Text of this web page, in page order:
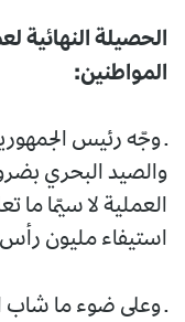
الحصيلة النهائية
المواطنين:
ـ وجّه رئيس
والصيد البحري
العملية لا سيّما ما
استيفاء مليون رأس
ـ وعلى ضوء ما شاب